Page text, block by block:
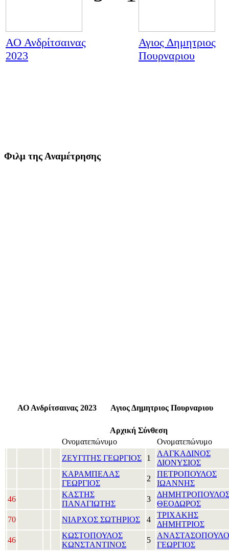
ΑΟ Ανδρίτσαινας
2023
Αγιος Δημητριος
Πουρναριου
Φιλμ της Αναμέτρησης
ΑΟ Ανδρίτσαινας 2023 Αγιος Δημητριος Πουρναριου
Αρχική Σύνθεση
Ονοματεπώνυμο
Ονοματεπώνυμο
ΖΕΥΓΙΤΗΣ ΓΕΩΡΓΙΟΣ
1
ΛΑΓΚΑΔΙΝΟΣ
ΔΙΟΝΥΣΙΟΣ
ΚΑΡΑΜΠΕΛΑΣ
ΓΕΩΡΓΙΟΣ
2
ΠΕΤΡΟΠΟΥΛΟΣ
ΙΩΑΝΝΗΣ
46
ΚΑΣΤΗΣ
ΠΑΝΑΓΙΩΤΗΣ
3
ΘΕΟΔΩΡΟΣ
70
ΝΙΑΡΧΟΣ ΣΩΤΗΡΙΟΣ 4
ΤΡΙΧΑΚΗΣ
ΔΗΜΗΤΡΙΟΣ
46
ΚΩΣΤΟΠΟΥΛΟΣ
ΚΩΝΣΤΑΝΤΙΝΟΣ
5
ΓΕΩΡΓΙΟΣ